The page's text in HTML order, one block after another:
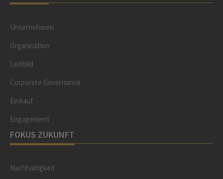
Unternehmen
Organisation
Leitbild
Corporate Governance
Einkauf
Engagement
FOKUS ZUKUNFT
Nachhaltigkeit